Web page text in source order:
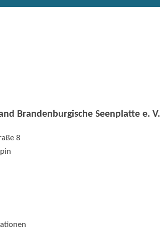
Brandenburgische Seenplatte e. V.
8